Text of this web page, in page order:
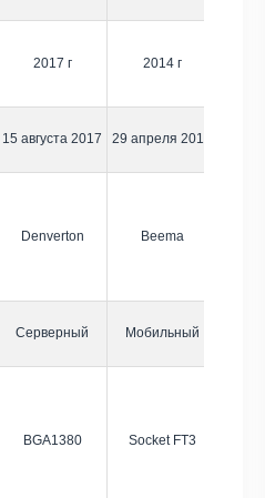
2017 г 2014 г
15 августа 2017 29 апреля 2014
Denverton Beema
Серверный Мобильный
BGA1380 Socket FT3